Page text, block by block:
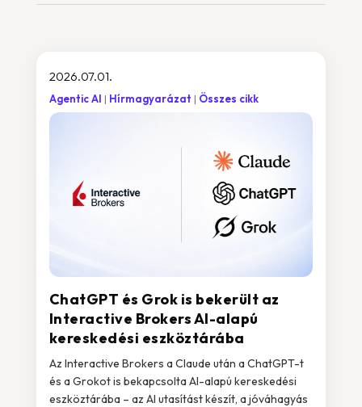
ChatGPT és Grok is bekerült az
Interactive Brokers AI-alapú
kereskedési eszköztárába
2026.07.01.
Agentic AI Hírmagyarázat Összes cikk
Az Interactive Brokers a Claude után a ChatGPT-t
és a Grokot is bekapcsolta AI-alapú kereskedési
eszköztárába – az AI utasítást készít, a jóváhagyás